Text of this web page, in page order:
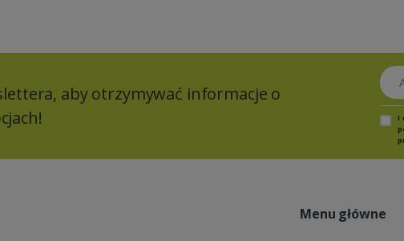
aby otrzymywać informacje o
I
Menu główne